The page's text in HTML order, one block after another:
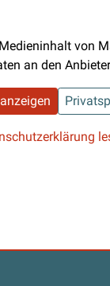
von
an den